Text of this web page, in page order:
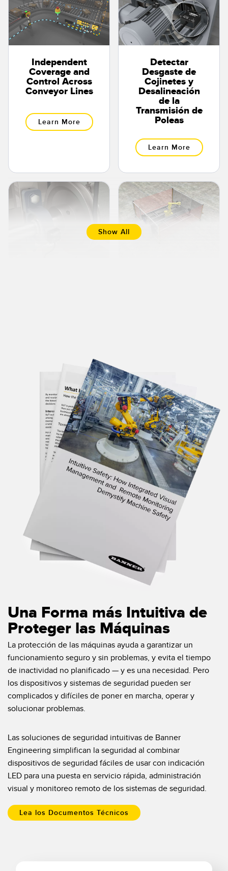
Independent
Coverage and
Control Across
Conveyor Lines
Learn More
Detectar
Desgaste de
Cojinetes y
Desalineación
de la
Transmisión de
Poleas
Learn More
Show All
Una Forma más Intuitiva de
Proteger las Máquinas
La protección de las máquinas ayuda a garantizar un
funcionamiento seguro y sin problemas, y evita el tiempo
de inactividad no planificado — y es una necesidad. Pero
los dispositivos y sistemas de seguridad pueden ser
complicados y difíciles de poner en marcha, operar y
solucionar problemas.
Las soluciones de seguridad intuitivas de Banner
Engineering simplifican la seguridad al combinar
dispositivos de seguridad fáciles de usar con indicación
LED para una puesta en servicio rápida, administración
visual y monitoreo remoto de los sistemas de seguridad.
Lea los Documentos Técnicos